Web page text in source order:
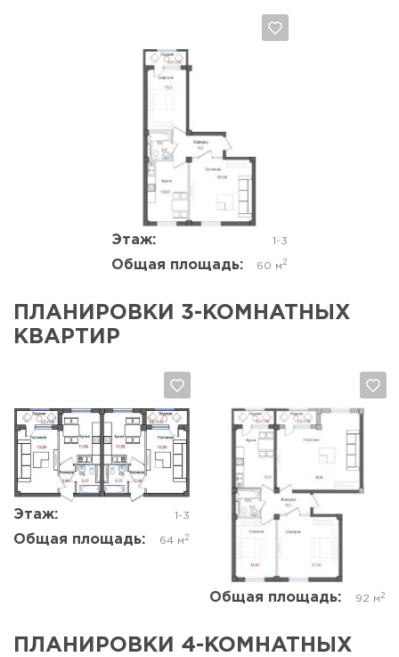
Этаж: 1-3
Общая площадь: 60 м 2
Да, удалить Отмена
ПЛАНИРОВКИ 3-КОМНАТНЫХ
КВАРТИР
Этаж: 1-3
Общая площадь: 64 м 2
Да, удалить Отмена
Общая площадь: 92 м 2
Да, удалить Отмена
ПЛАНИРОВКИ 4-КОМНАТНЫХ